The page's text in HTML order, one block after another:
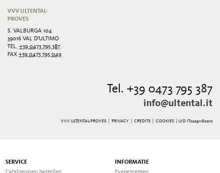
VVV ULTENTAL-
PROVES
S. VALBURGA 104
39016 VAL D'ULTIMO
TEL.+39 0473 795 387
FAX+39 0473 795 049
Tel. +39 0473 795 387
info@ultental.it
VVV ULTENTAL-PROVES | PRIVACY| CREDITS| COOKIES | UID IT02291180210
SERVICE
INFORMATIE